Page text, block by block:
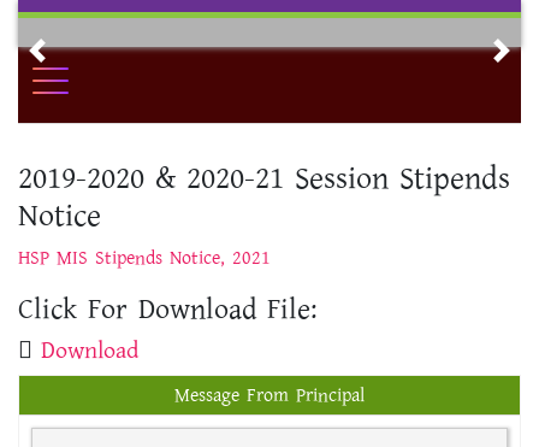
Skip
contentPrevious
2019-2020 & 2020-21 Session Stipends
Notice
HSP MIS Stipends Notice, 2021
Click For Download File:
Download
Message From Principal